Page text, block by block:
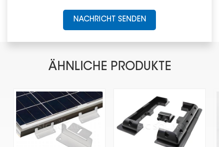
NACHRICHT SENDEN
ÄHNLICHE PRODUKTE